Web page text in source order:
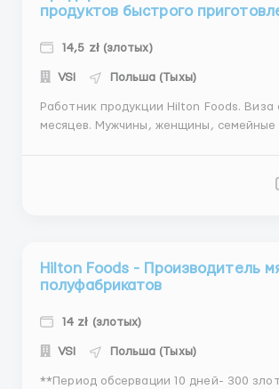
продуктов быстрого
14,5 zł (злотых)
VSI Польша (Тыхы)
Работник продукции Hilton Foods. Виза
месяцев. Мужчины, женщины, семейные
Производитель мясных
Hilton Foods - Производитель
полуфабрикатов
14 zł (злотых)
VSI Польша (Тыхы)
**Период обсервации 10 дней- 300 злотых